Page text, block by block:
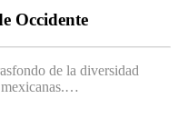
Occidente
de la diversidad
mexicanas.…